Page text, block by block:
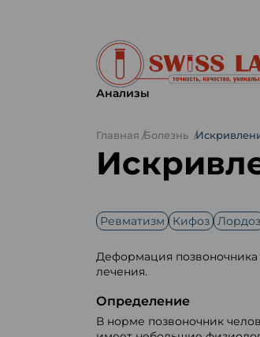
Анализы
Главная Болезнь
Ревматизм Кифоз Лордоз
Деформация позвоночника
лечения.
Определение
В норме позвоночник